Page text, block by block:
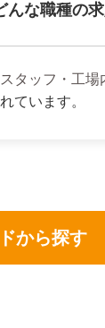
んな職種の
タッフ・工場
ています。
から探す